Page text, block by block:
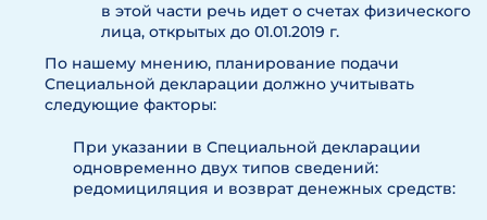
в этой части речь идет о счетах физического
лица, открытых до 01.01.2019 г.
По нашему мнению, планирование подачи
Специальной декларации должно учитывать
следующие факторы:
При указании в Специальной декларации
одновременно двух типов сведений:
редомициляция и возврат денежных средств: